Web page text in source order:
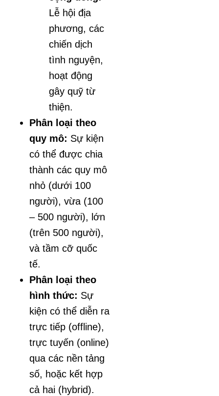
Lễ hội địa
phương, các
chiến dịch
tình nguyện,
hoạt động
gây quỹ từ
thiện.
Phân loại theo
quy mô: Sự kiện
có thể được chia
thành các quy mô
nhỏ (dưới 100
người), vừa (100
– 500 người), lớn
(trên 500 người),
và tầm cỡ quốc
tế.
Phân loại theo
hình thức: Sự
kiện có thể diễn ra
trực tiếp (offline),
trực tuyến (online)
qua các nền tảng
số, hoặc kết hợp
cả hai (hybrid).